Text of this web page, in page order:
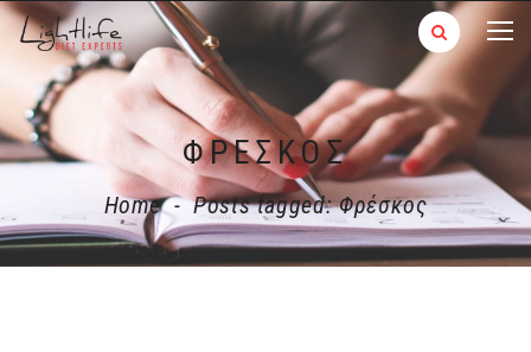
ΦΡΈΣΚΟΣ
Home - Posts tagged: Φρέσκος